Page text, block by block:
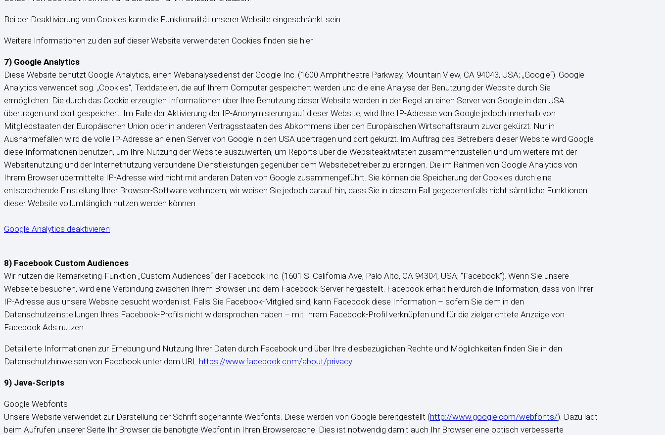
Bei der Deaktivierung von Cookies kann die Funktionalität unserer Website eingeschränkt sein.
Weitere Informationen zu den auf dieser Website verwendeten Cookies finden sie hier.
7) Google Analytics
Diese Website benutzt Google Analytics, einen Webanalysedienst der Google Inc. (1600 Amphitheatre Parkway, Mountain View, CA 94043, USA; „Google“). Google
Analytics verwendet sog. „Cookies“, Textdateien, die auf Ihrem Computer gespeichert werden und die eine Analyse der Benutzung der Website durch Sie
ermöglichen. Die durch das Cookie erzeugten Informationen über Ihre Benutzung dieser Website werden in der Regel an einen Server von Google in den USA
übertragen und dort gespeichert. Im Falle der Aktivierung der IP-Anonymisierung auf dieser Website, wird Ihre IP-Adresse von Google jedoch innerhalb von
Mitgliedstaaten der Europäischen Union oder in anderen Vertragsstaaten des Abkommens über den Europäischen Wirtschaftsraum zuvor gekürzt. Nur in
Ausnahmefällen wird die volle IP-Adresse an einen Server von Google in den USA übertragen und dort gekürzt. Im Auftrag des Betreibers dieser Website wird Google
diese Informationen benutzen, um Ihre Nutzung der Website auszuwerten, um Reports über die Websiteaktivitäten zusammenzustellen und um weitere mit der
Websitenutzung und der Internetnutzung verbundene Dienstleistungen gegenüber dem Websitebetreiber zu erbringen. Die im Rahmen von Google Analytics von
Ihrem Browser übermittelte IP-Adresse wird nicht mit anderen Daten von Google zusammengeführt. Sie können die Speicherung der Cookies durch eine
entsprechende Einstellung Ihrer Browser-Software verhindern; wir weisen Sie jedoch darauf hin, dass Sie in diesem Fall gegebenenfalls nicht sämtliche Funktionen
dieser Website vollumfänglich nutzen werden können.
Google Analytics deaktivieren
8) Facebook Custom Audiences
Wir nutzen die Remarketing-Funktion „Custom Audiences“ der Facebook Inc. (1601 S. California Ave, Palo Alto, CA 94304, USA; “Facebook”). Wenn Sie unsere
Webseite besuchen, wird eine Verbindung zwischen Ihrem Browser und dem Facebook-Server hergestellt. Facebook erhält hierdurch die Information, dass von Ihrer
IP-Adresse aus unsere Website besucht worden ist. Falls Sie Facebook-Mitglied sind, kann Facebook diese Information – sofern Sie dem in den
Datenschutzeinstellungen Ihres Facebook-Profils nicht widersprochen haben – mit Ihrem Facebook-Profil verknüpfen und für die zielgerichtete Anzeige von
Facebook Ads nutzen.
Detaillierte Informationen zur Erhebung und Nutzung Ihrer Daten durch Facebook und über Ihre diesbezüglichen Rechte und Möglichkeiten finden Sie in den
Datenschutzhinweisen von Facebook unter dem URL https://www.facebook.com/about/privacy
9) Java-Scripts
Google Webfonts
Unsere Website verwendet zur Darstellung der Schrift sogenannte Webfonts. Diese werden von Google bereitgestellt (http://www.google.com/webfonts/). Dazu lädt
beim Aufrufen unserer Seite Ihr Browser die benötigte Webfont in Ihren Browsercache. Dies ist notwendig damit auch Ihr Browser eine optisch verbesserte